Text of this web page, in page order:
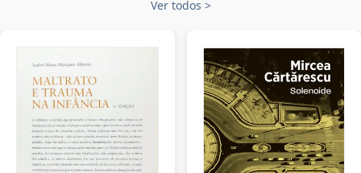
Ver todos >